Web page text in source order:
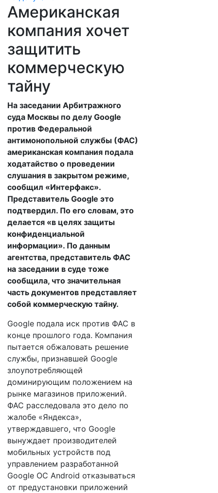
Американская
компания хочет
защитить
коммерческую
тайну
На заседании Арбитражного
суда Москвы по делу Google
против Федеральной
антимонопольной службы (ФАС)
американская компания подала
ходатайство о проведении
слушания в закрытом режиме,
сообщил «Интерфакс».
Представитель Google это
подтвердил. По его словам, это
делается «в целях защиты
конфиденциальной
информации». По данным
агентства, представитель ФАС
на заседании в суде тоже
сообщила, что значительная
часть документов представляет
собой коммерческую тайну.
Google подала иск против ФАС в
конце прошлого года. Компания
пытается обжаловать решение
службы, признавшей Google
злоупотребляющей
доминирующим положением на
рынке магазинов приложений.
ФАС расследовала это дело по
жалобе «Яндекса»,
утверждавшего, что Google
вынуждает производителей
мобильных устройств под
управлением разработанной
Google ОС Android отказываться
от предустановки приложений